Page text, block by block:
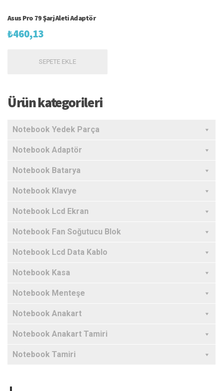
Asus Pro 79 Şarj Aleti Adaptör
₺460,13
SEPETE EKLE
Ürün kategorileri
Notebook Yedek Parça
Notebook Adaptör
Notebook Batarya
Notebook Klavye
Notebook Lcd Ekran
Notebook Fan Soğutucu Blok
Notebook Lcd Data Kablo
Notebook Kasa
Notebook Menteşe
Notebook Anakart
Notebook Anakart Tamiri
Notebook Tamiri